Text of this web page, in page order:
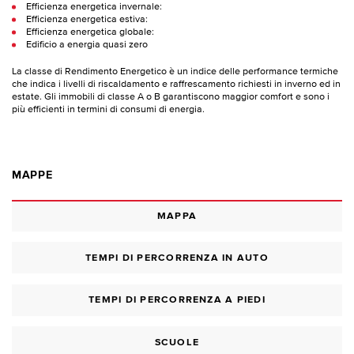
Efficienza energetica invernale:
Efficienza energetica estiva:
Efficienza energetica globale:
Edificio a energia quasi zero
La classe di Rendimento Energetico è un indice delle performance termiche
che indica i livelli di riscaldamento e raffrescamento richiesti in inverno ed in
estate. Gli immobili di classe A o B garantiscono maggior comfort e sono i
più efficienti in termini di consumi di energia.
MAPPE
MAPPA
TEMPI DI PERCORRENZA IN AUTO
TEMPI DI PERCORRENZA A PIEDI
SCUOLE